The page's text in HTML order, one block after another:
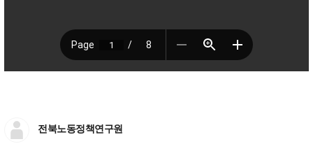
전북노동정책연구원